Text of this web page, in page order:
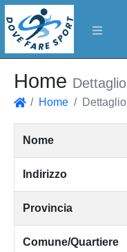
Home Dettaglio
Home Dettaglio
Nome
Indirizzo
Provincia
Comune/Quartiere